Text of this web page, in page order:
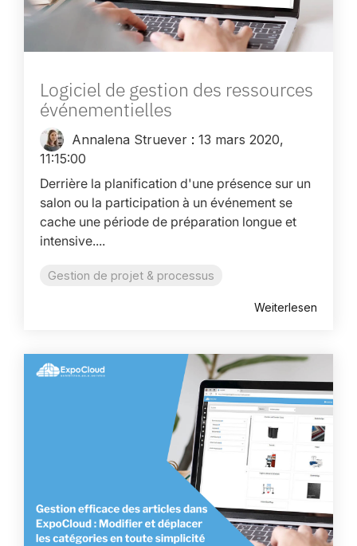
Logiciel de gestion des ressources
événementielles
Annalena Struever : 13 mars 2020,
11:15:00
Derrière la planification d'une présence sur un
salon ou la participation à un événement se
cache une période de préparation longue et
intensive....
Gestion de projet & processus
Weiterlesen